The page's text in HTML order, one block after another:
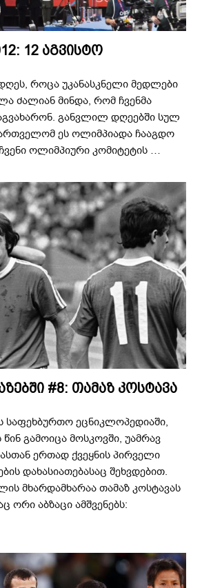
12 აგვისტო
როცა უკანასკნელი მედლები
ძალიან მინდა, რომ ჩვენმა
განვლილ დღეებში სულ
ეს ოლიმპიადა ჩააგდო
ოლიმპიური კომიტეტის …
#8: თამაზ კოსტავა
საფეხბურთო ეცნიკლოპედიაში,
გამოიცა მოსკოვში, უამრავ
ერთად ქვეყნის პირველი
დახასიათებასაც შეხვდებით.
მხარდამხარაა თამაზ კოსტავას
აბზაცი ამშვენებს: